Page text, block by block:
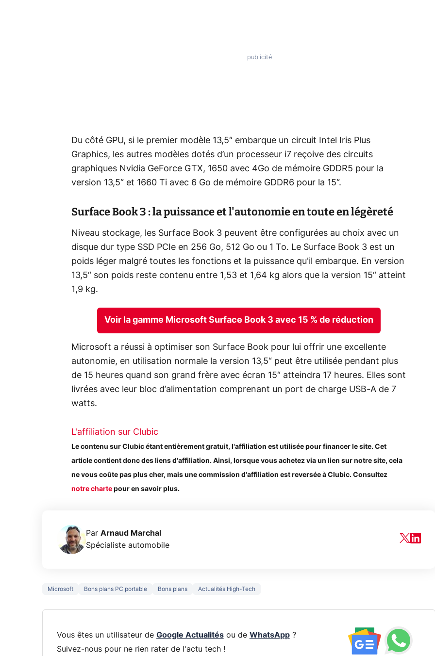
Du côté GPU, si le premier modèle 13,5“ embarque un circuit Intel Iris Plus
Graphics, les autres modèles dotés d’un processeur i7 reçoive des circuits
graphiques Nvidia GeForce GTX, 1650 avec 4Go de mémoire GDDR5 pour la
version 13,5“ et 1660 Ti avec 6 Go de mémoire GDDR6 pour la 15“.
Surface Book 3 : la puissance et l'autonomie en toute en légèreté
Niveau stockage, les Surface Book 3 peuvent être configurées au choix avec un
disque dur type SSD PCIe en 256 Go, 512 Go ou 1 To. Le Surface Book 3 est un
poids léger malgré toutes les fonctions et la puissance qu'il embarque. En version
13,5“ son poids reste contenu entre 1,53 et 1,64 kg alors que la version 15“ atteint
1,9 kg.
Voir la gamme Microsoft Surface Book 3 avec 15 % de réduction
Microsoft a réussi à optimiser son Surface Book pour lui offrir une excellente
autonomie, en utilisation normale la version 13,5“ peut être utilisée pendant plus
de 15 heures quand son grand frère avec écran 15“ atteindra 17 heures. Elles sont
livrées avec leur bloc d’alimentation comprenant un port de charge USB-A de 7
watts.
L'affiliation sur Clubic
Le contenu sur Clubic étant entièrement gratuit, l'affiliation est utilisée pour financer le site. Cet
article contient donc des liens d'affiliation. Ainsi, lorsque vous achetez via un lien sur notre site, cela
ne vous coûte pas plus cher, mais une commission d'affiliation est reversée à Clubic. Consultez
notre charte pour en savoir plus.
Par Arnaud Marchal
Spécialiste automobile
Microsoft Bons plans PC portable Bons plans Actualités High-Tech
Vous êtes un utilisateur de Google Actualitésou de WhatsApp?
Suivez-nous pour ne rien rater de l'actu tech !